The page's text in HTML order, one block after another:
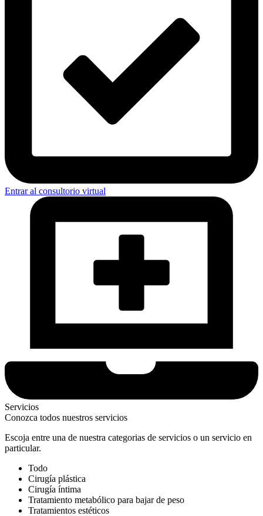
Entrar al consultorio virtual
Servicios
Conozca todos nuestros servicios
Escoja entre una de nuestra categorias de servicios o un servicio en
particular.
Todo
Cirugía plástica
Cirugía íntima
Tratamiento metabólico para bajar de peso
Tratamientos estéticos